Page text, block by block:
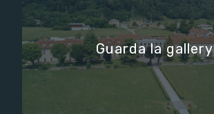
Guarda la gallery